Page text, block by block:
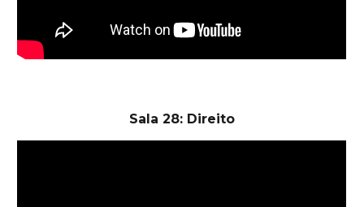
Sala 28: Direito